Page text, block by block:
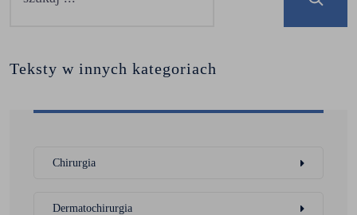
Teksty w innych kategoriach
Chirurgia
Dermatochirurgia